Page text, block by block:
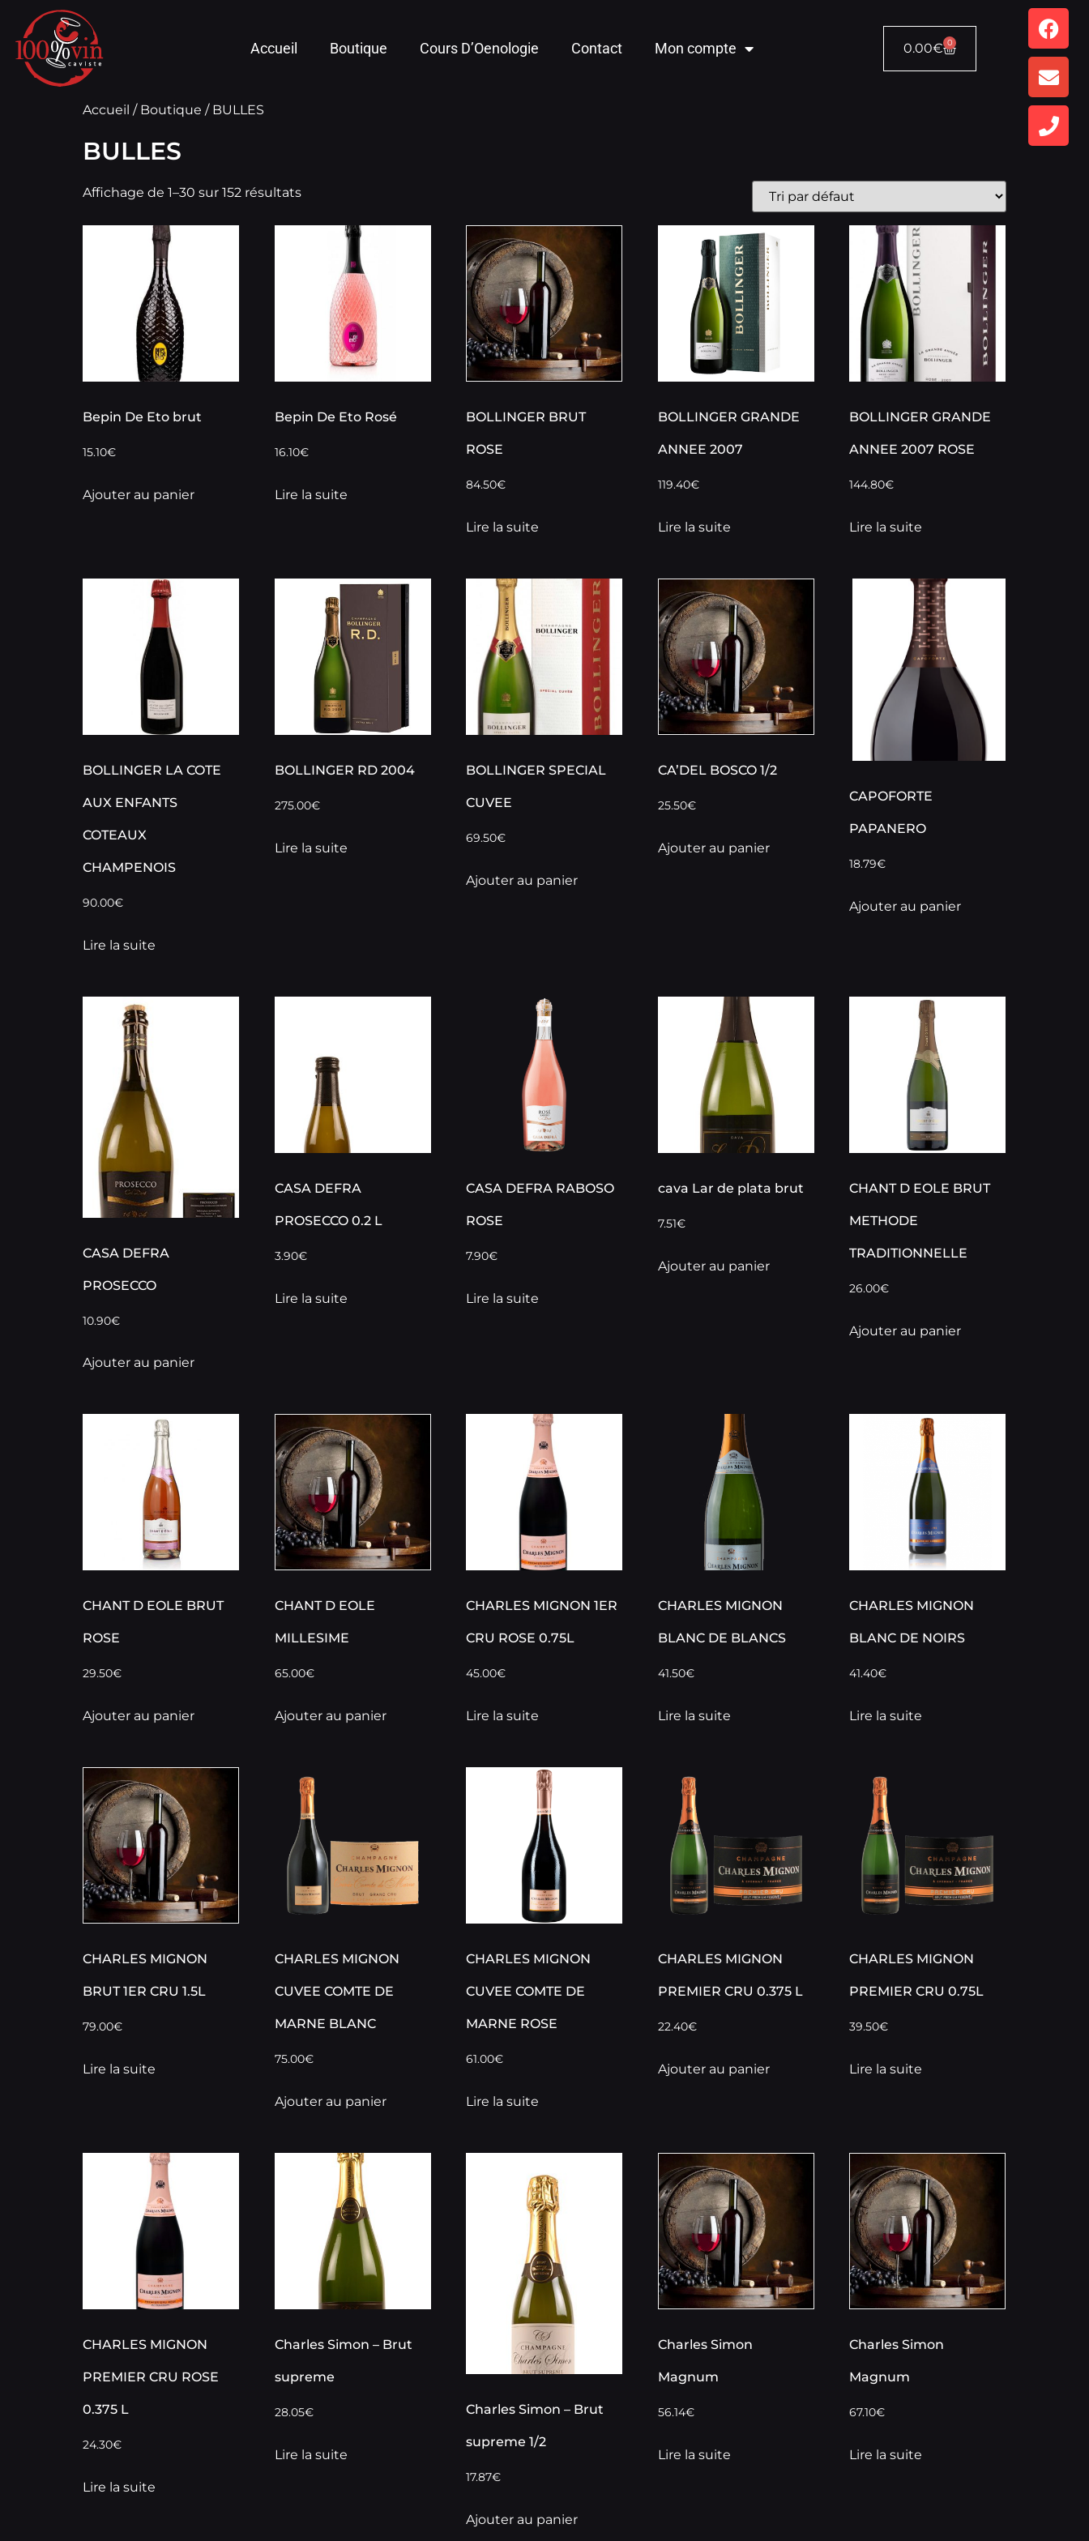
Accueil Boutique Cours D’Oenologie Contact Mon compte 0.00€ 0
Accueil / Boutique / BULLES
BULLES
Affichage de 1–30 sur 152 résultats
Bepin De Eto brut
15.10€
Ajouter au panier
Bepin De Eto Rosé
16.10€
Lire la suite
BOLLINGER BRUT
ROSE
84.50€
Lire la suite
BOLLINGER GRANDE
ANNEE 2007
119.40€
Lire la suite
BOLLINGER GRANDE
ANNEE 2007 ROSE
144.80€
Lire la suite
BOLLINGER LA COTE
AUX ENFANTS
COTEAUX
CHAMPENOIS
90.00€
Lire la suite
BOLLINGER RD 2004
275.00€
Lire la suite
BOLLINGER SPECIAL
CUVEE
69.50€
Ajouter au panier
CA’DEL BOSCO 1/2
25.50€
Ajouter au panier
CAPOFORTE
PAPANERO
18.79€
Ajouter au panier
CASA DEFRA
PROSECCO
10.90€
Ajouter au panier
CASA DEFRA
PROSECCO 0.2 L
3.90€
Lire la suite
CASA DEFRA RABOSO
ROSE
7.90€
Lire la suite
cava Lar de plata brut
7.51€
Ajouter au panier
CHANT D EOLE BRUT
METHODE
TRADITIONNELLE
26.00€
Ajouter au panier
CHANT D EOLE BRUT
ROSE
29.50€
Ajouter au panier
CHANT D EOLE
MILLESIME
65.00€
Ajouter au panier
CHARLES MIGNON 1ER
CRU ROSE 0.75L
45.00€
Lire la suite
CHARLES MIGNON
BLANC DE BLANCS
41.50€
Lire la suite
CHARLES MIGNON
BLANC DE NOIRS
41.40€
Lire la suite
CHARLES MIGNON
BRUT 1ER CRU 1.5L
79.00€
Lire la suite
CHARLES MIGNON
CUVEE COMTE DE
MARNE BLANC
75.00€
Ajouter au panier
CHARLES MIGNON
CUVEE COMTE DE
MARNE ROSE
61.00€
Lire la suite
CHARLES MIGNON
PREMIER CRU 0.375 L
22.40€
Ajouter au panier
CHARLES MIGNON
PREMIER CRU 0.75L
39.50€
Lire la suite
CHARLES MIGNON
PREMIER CRU ROSE
0.375 L
24.30€
Lire la suite
Charles Simon – Brut
supreme
28.05€
Lire la suite
Charles Simon – Brut
supreme 1/2
17.87€
Ajouter au panier
Charles Simon
Magnum
56.14€
Lire la suite
Charles Simon
Magnum
67.10€
Lire la suite